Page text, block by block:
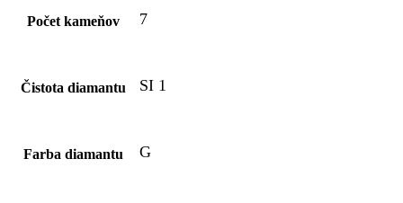
Počet kameňov 7
Čistota diamantu SI 1
Farba diamantu G